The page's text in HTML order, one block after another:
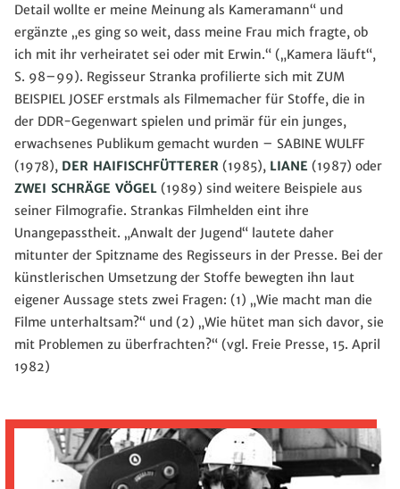
Detail wollte er meine Meinung als Kameramann“ und
ergänzte „es ging so weit, dass meine Frau mich fragte, ob
ich mit ihr verheiratet sei oder mit Erwin.“ („Kamera läuft“,
S. 98–99). Regisseur Stranka profilierte sich mit ZUM
BEISPIEL JOSEF erstmals als Filmemacher für Stoffe, die in
der DDR-Gegenwart spielen und primär für ein junges,
erwachsenes Publikum gemacht wurden – SABINE WULFF
(1978), DER HAIFISCHFÜTTERER (1985), LIANE (1987) oder
ZWEI SCHRÄGE VÖGEL (1989) sind weitere Beispiele aus
seiner Filmografie. Strankas Filmhelden eint ihre
Unangepasstheit. „Anwalt der Jugend“ lautete daher
mitunter der Spitzname des Regisseurs in der Presse. Bei der
künstlerischen Umsetzung der Stoffe bewegten ihn laut
eigener Aussage stets zwei Fragen: (1) „Wie macht man die
Filme unterhaltsam?“ und (2) „Wie hütet man sich davor, sie
mit Problemen zu überfrachten?“ (vgl. Freie Presse, 15. April
1982)